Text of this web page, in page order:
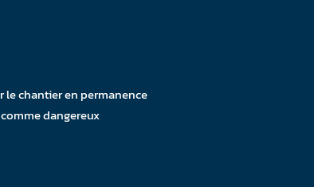
le chantier en permanence
dangereux